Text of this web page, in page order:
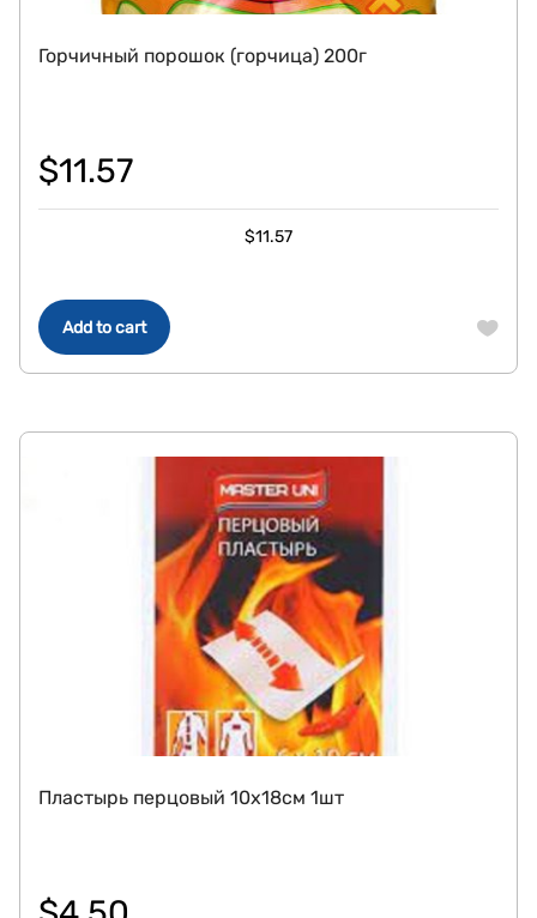
Add to cart
Горчичный порошок (горчица) 200г
$11.57
$11.57
Пластырь перцовый 10х18см 1шт